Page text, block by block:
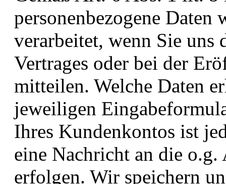
personenbezogene Daten
verarbeitet, wenn Sie uns
Vertrages oder bei der
mitteilen. Welche Daten
jeweiligen
Ihres Kundenkontos ist
eine Nachricht an die o.g.
erfolgen. Wir speichern